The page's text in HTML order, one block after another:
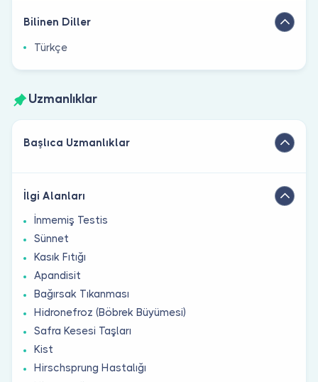
Bilinen Diller
Türkçe
Uzmanlıklar
Başlıca Uzmanlıklar
İlgi Alanları
İnmemiş Testis
Sünnet
Kasık Fıtığı
Apandisit
Bağırsak Tıkanması
Hidronefroz (Böbrek Büyümesi)
Safra Kesesi Taşları
Kist
Hirschsprung Hastalığı